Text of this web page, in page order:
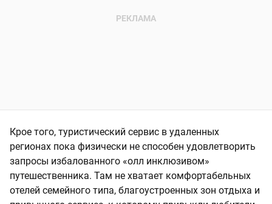
Крое того, туристический сервис в удаленных
регионах пока физически не способен удовлетворить
запросы избалованного «олл инклюзивом»
путешественника. Там не хватает комфортабельных
отелей семейного типа, благоустроенных зон отдыха и